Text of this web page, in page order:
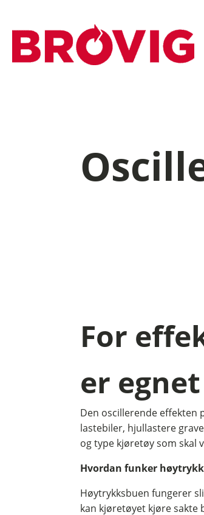
For
er
Den oscillerende effekten
lastebiler, hjullastere
og type kjøretøy som skal
Hvordan funker
Høytrykksbuen fungerer
kan kjøretøyet kjøre sakte